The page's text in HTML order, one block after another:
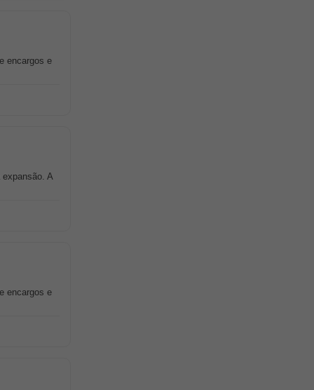
encargos e
A
encargos e